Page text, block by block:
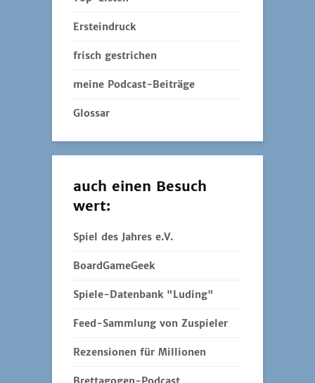
Ersteindruck
frisch gestrichen
meine Podcast-Beiträge
Glossar
auch einen Besuch
wert:
Spiel des Jahres e.V.
BoardGameGeek
Spiele-Datenbank "Luding"
Feed-Sammlung von Zuspieler
Rezensionen für Millionen